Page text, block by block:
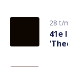
28 t/
41e